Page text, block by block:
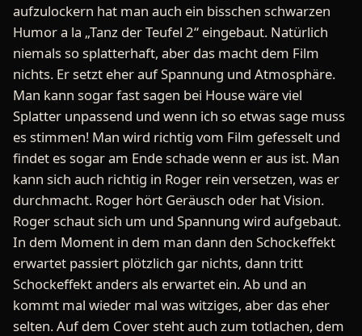
aufzulockern hat man auch ein bisschen schwarzen
Humor a la „Tanz der Teufel 2“ eingebaut. Natürlich
niemals so splatterhaft, aber das macht dem Film
nichts. Er setzt eher auf Spannung und Atmosphäre.
Man kann sogar fast sagen bei House wäre viel
Splatter unpassend und wenn ich so etwas sage muss
es stimmen! Man wird richtig vom Film gefesselt und
findet es sogar am Ende schade wenn er aus ist. Man
kann sich auch richtig in Roger rein versetzen, was er
durchmacht. Roger hört Geräusch oder hat Vision.
Roger schaut sich um und Spannung wird aufgebaut.
In dem Moment in dem man dann den Schockeffekt
erwartet passiert plötzlich gar nichts, dann tritt
Schockeffekt anders als erwartet ein. Ab und an
kommt mal wieder mal was witziges, aber das eher
selten. Auf dem Cover steht auch zum totlachen, dem